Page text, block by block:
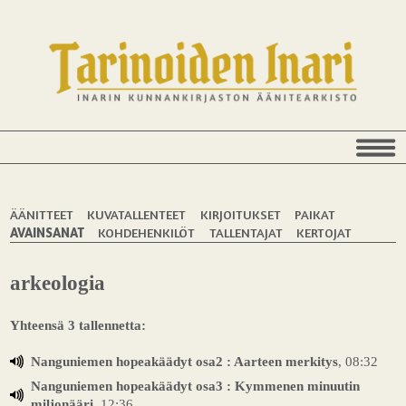
ÄÄNITTEET KUVATALLENTEET KIRJOITUKSET
PAIKAT
AVAINSANAT
KOHDEHENKILÖT TALLENTAJAT KERTOJAT
arkeologia
Yhteensä 3 tallennetta:
Nanguniemen hopeakäädyt osa2 : Aarteen merkitys, 08:32
Nanguniemen hopeakäädyt osa3 : Kymmenen minuutin